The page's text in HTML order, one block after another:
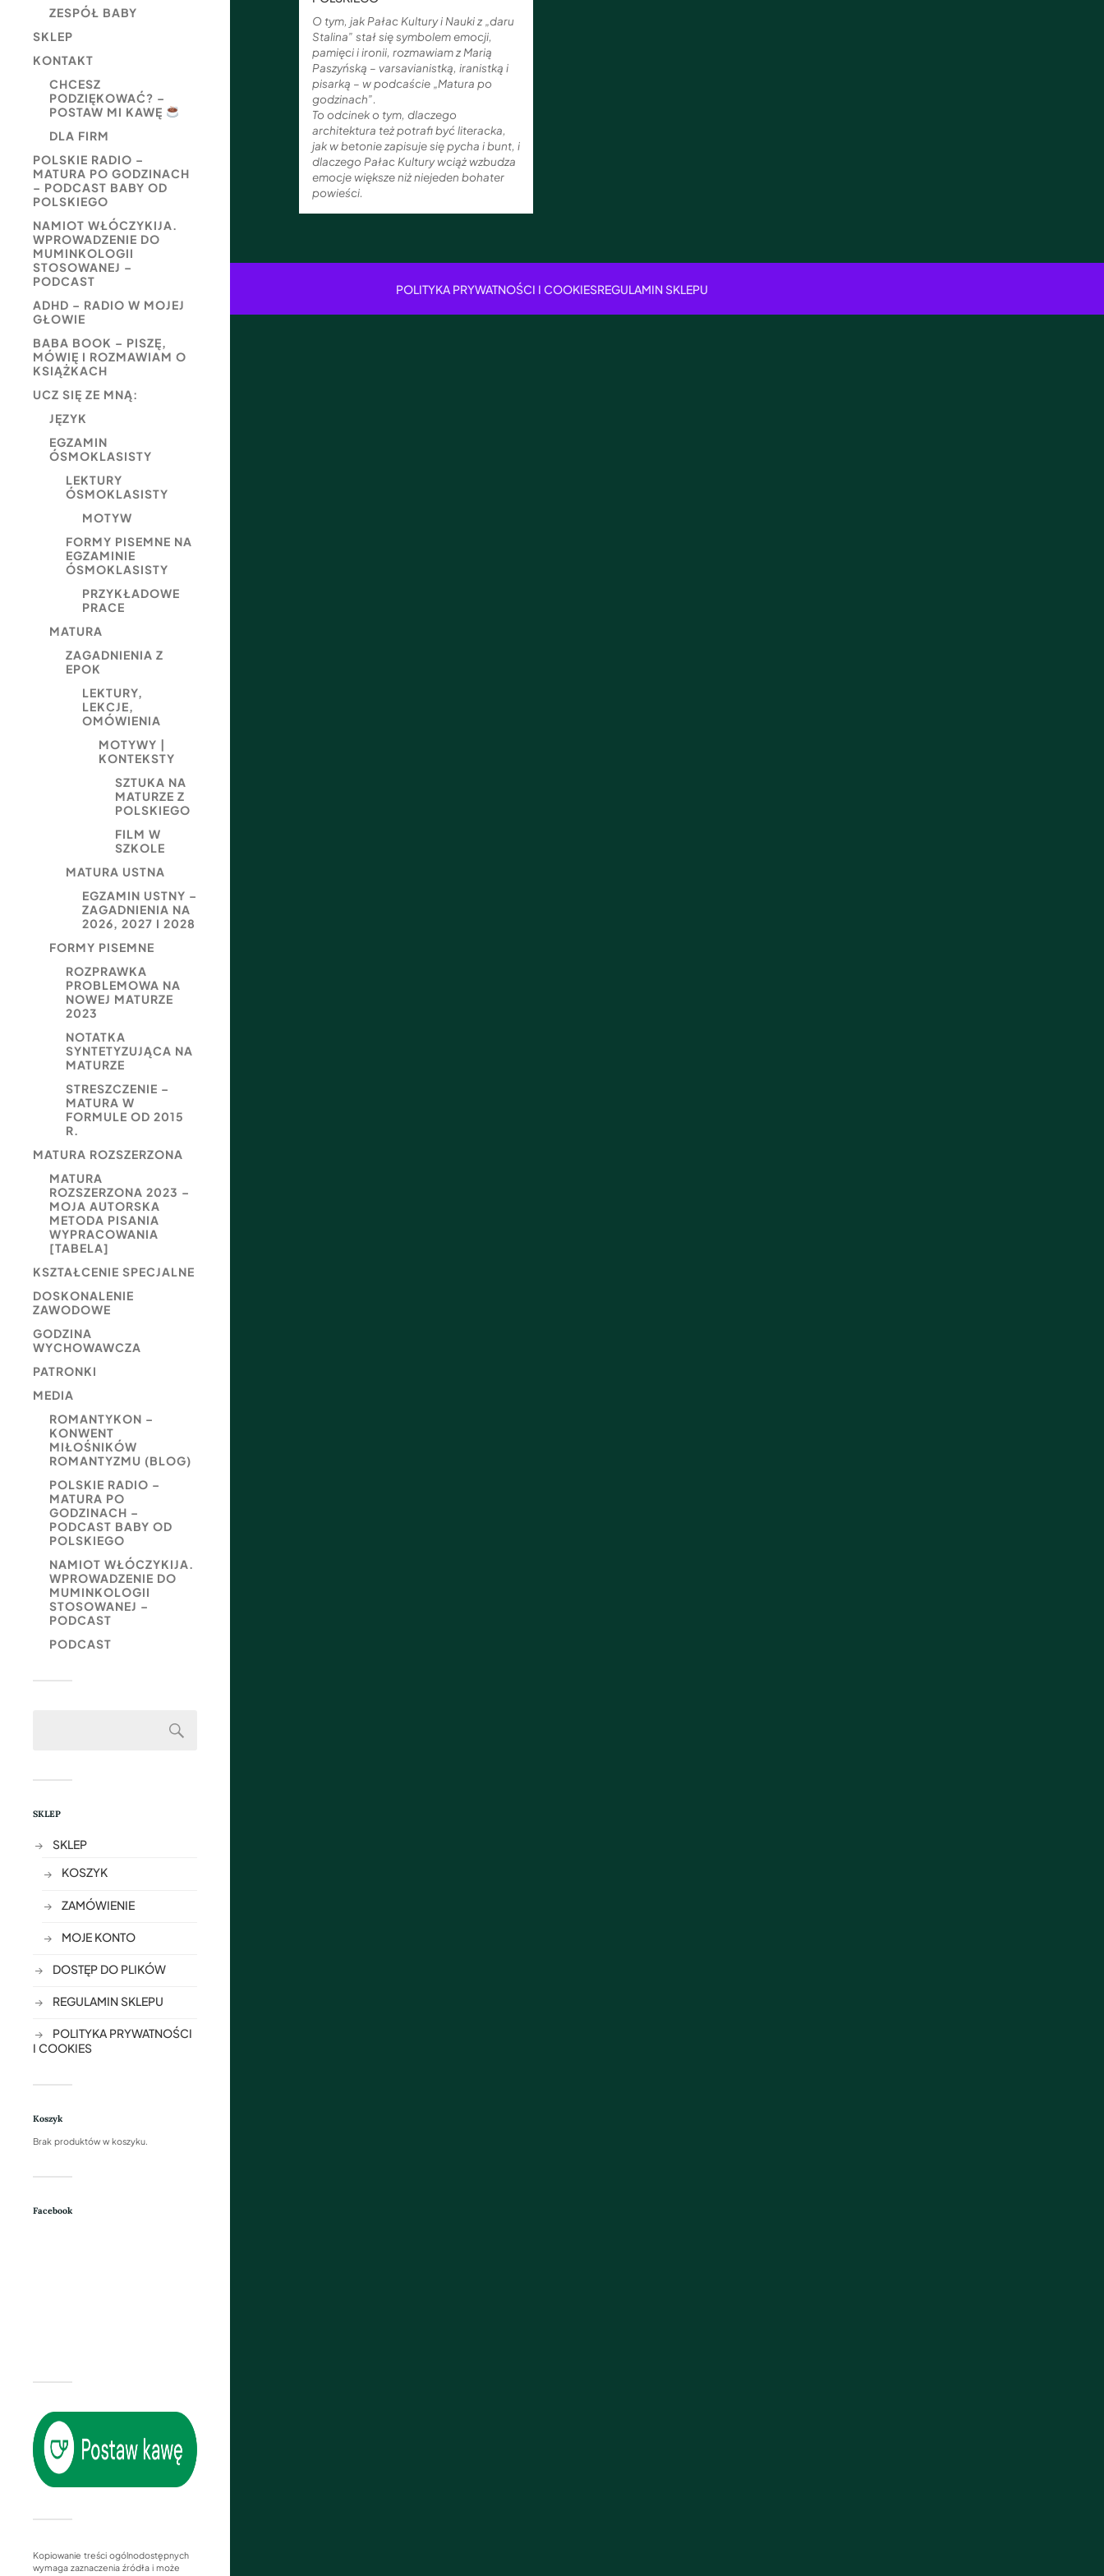
ZESPÓŁ BABY
SKLEP
KONTAKT
CHCESZ
PODZIĘKOWAĆ? –
POSTAW MI KAWĘ
DLA FIRM
POLSKIE RADIO –
MATURA PO GODZINACH
– PODCAST BABY OD
POLSKIEGO
NAMIOT WŁÓCZYKIJA.
WPROWADZENIE DO
MUMINKOLOGII
STOSOWANEJ –
PODCAST
ADHD – RADIO W MOJEJ
GŁOWIE
BABA BOOK – PISZĘ,
MÓWIĘ I ROZMAWIAM O
KSIĄŻKACH
UCZ SIĘ ZE MNĄ:
JĘZYK
EGZAMIN
ÓSMOKLASISTY
LEKTURY
ÓSMOKLASISTY
MOTYW
FORMY PISEMNE NA
EGZAMINIE
ÓSMOKLASISTY
PRZYKŁADOWE
PRACE
MATURA
ZAGADNIENIA Z
EPOK
LEKTURY,
LEKCJE,
OMÓWIENIA
MOTYWY |
KONTEKSTY
SZTUKA NA
MATURZE Z
POLSKIEGO
FILM W
SZKOLE
MATURA USTNA
EGZAMIN USTNY –
ZAGADNIENIA NA
2026, 2027 I 2028
FORMY PISEMNE
ROZPRAWKA
PROBLEMOWA NA
NOWEJ MATURZE
2023
NOTATKA
SYNTETYZUJĄCA NA
MATURZE
STRESZCZENIE –
MATURA W
FORMULE OD 2015
R.
MATURA ROZSZERZONA
MATURA
ROZSZERZONA 2023 –
MOJA AUTORSKA
METODA PISANIA
WYPRACOWANIA
[TABELA]
KSZTAŁCENIE SPECJALNE
DOSKONALENIE
ZAWODOWE
GODZINA
WYCHOWAWCZA
PATRONKI
MEDIA
ROMANTYKON –
KONWENT
MIŁOŚNIKÓW
ROMANTYZMU (BLOG)
POLSKIE RADIO –
MATURA PO
GODZINACH –
PODCAST BABY OD
POLSKIEGO
NAMIOT WŁÓCZYKIJA.
WPROWADZENIE DO
MUMINKOLOGII
STOSOWANEJ –
PODCAST
PODCAST
SKLEP
SKLEP
KOSZYK
ZAMÓWIENIE
MOJE KONTO
DOSTĘP DO PLIKÓW
REGULAMIN SKLEPU
POLITYKA PRYWATNOŚCI
I COOKIES
Koszyk
Brak produktów w koszyku.
Facebook
Kopiowanie treści ogólnodostępnych
wymaga zaznaczenia źródła i może
O tym, jak Pałac Kultury i Nauki z „daru
Stalina” stał się symbolem emocji,
pamięci i ironii, rozmawiam z Marią
Paszyńską – varsavianistką, iranistką i
pisarką – w podcaście „Matura po
godzinach”.
To odcinek o tym, dlaczego
architektura też potrafi być literacka,
jak w betonie zapisuje się pycha i bunt, i
dlaczego Pałac Kultury wciąż wzbudza
emocje większe niż niejeden bohater
powieści.
POLITYKA PRYWATNOŚCI I COOKIESREGULAMIN SKLEPU